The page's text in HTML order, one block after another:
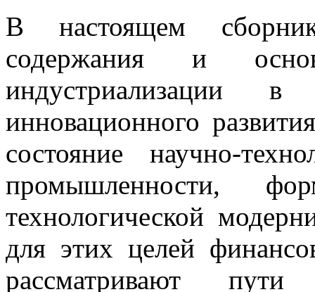
В настоящем
содержания и
индустриализации в
инновационного
состояние научно-
промышленности,
технологической
для этих целей
рассматривают пути